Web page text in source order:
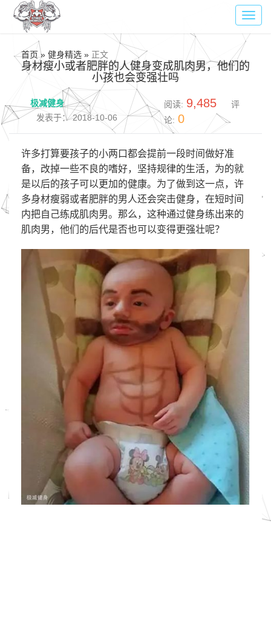
首页 » 健身精选 » 正文
身材瘦小或者肥胖的人健身变成肌肉男，他们的
小孩也会变强壮吗
极减健身
发表于： 2018-10-06
阅读: 9,485
评
论: 0
许多打算要孩子的小两口都会提前一段时间做好准
备，改掉一些不良的嗜好，坚持规律的生活，为的就
是以后的孩子可以更加的健康。为了做到这一点，许
多身材瘦弱或者肥胖的男人还会突击健身，在短时间
内把自己练成肌肉男。那么，这种通过健身练出来的
肌肉男，他们的后代是否也可以变得更强壮呢？